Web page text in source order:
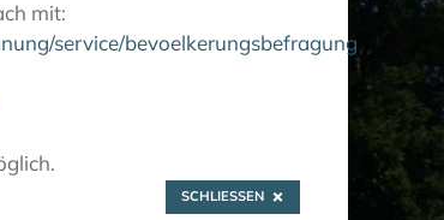
mit:
service/bevoelkerungsbefragung
SCHLIESSEN